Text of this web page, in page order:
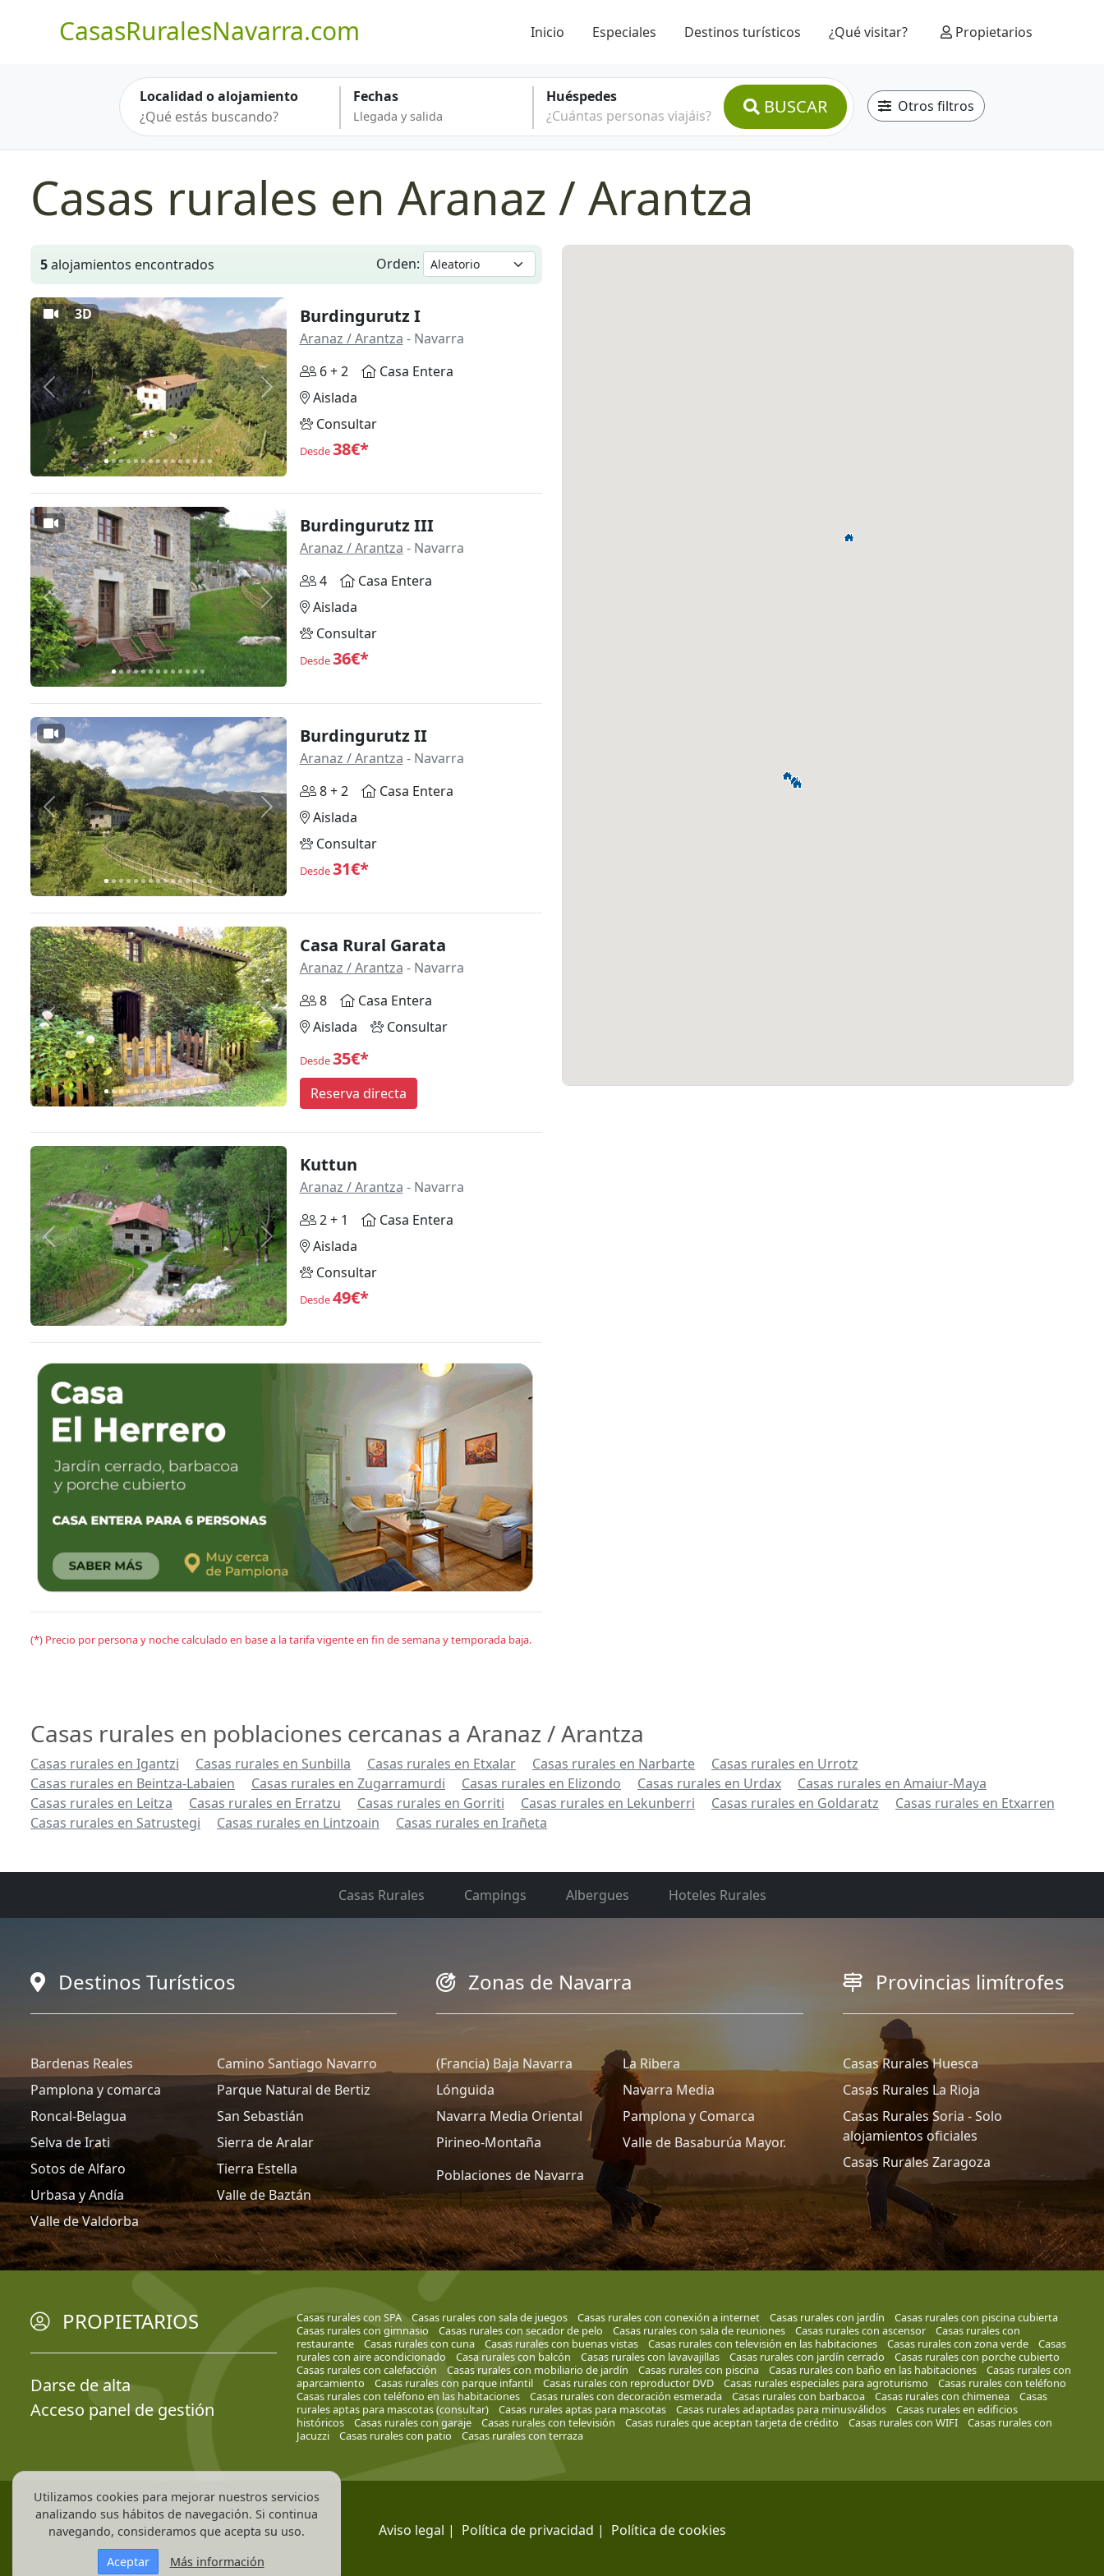
CasasRuralesNavarra.com Inicio Especiales Destinos turísticos ¿Qué visitar? Propietarios
Localidad o alojamiento Fechas
Huéspedes
¿Cuántas personas viajáis?
BUSCAR Otros filtros
Casas rurales en Aranaz / Arantza
5alojamientos encontrados Orden:
Anterior Siguiente
3D Burdingurutz I
Aranaz / Arantza - Navarra
6 + 2
Casa Entera
Aislada
Consultar
Desde38€*
Anterior Siguiente
Burdingurutz III
Aranaz / Arantza - Navarra
4
Casa Entera
Aislada
Consultar
Desde36€*
Anterior Siguiente
Burdingurutz II
Aranaz / Arantza - Navarra
8 + 2
Casa Entera
Aislada
Consultar
Desde31€*
Anterior Siguiente
Casa Rural Garata
Aranaz / Arantza - Navarra
8
Casa Entera
Aislada
Consultar
Desde35€*
Reserva directa
Anterior Siguiente
Kuttun
Aranaz / Arantza - Navarra
2 + 1
Casa Entera
Aislada
Consultar
Desde49€*
(*) Precio por persona y noche calculado en base a la tarifa vigente en fin de semana y temporada baja.
Casas rurales en poblaciones cercanas a Aranaz / Arantza
Casas rurales en Igantzi Casas rurales en Sunbilla Casas rurales en Etxalar Casas rurales en Narbarte
Casas rurales en Urrotz
Casas rurales en Beintza-Labaien
Casas rurales en Zugarramurdi Casas rurales en Elizondo Casas rurales en Urdax
Casas rurales en Amaiur-Maya
Casas rurales en Leitza
Casas rurales en Erratzu Casas rurales en Gorriti Casas rurales en Lekunberri Casas rurales en Goldaratz
Casas rurales en Etxarren
Casas rurales en Satrustegi
Casas rurales en Lintzoain Casas rurales en Irañeta
Casas Rurales Campings Albergues Hoteles Rurales
Destinos Turísticos
Bardenas Reales
Camino Santiago Navarro
Pamplona y comarca
Parque Natural de Bertiz
Roncal-Belagua
San Sebastián
Selva de Irati
Sierra de Aralar
Sotos de Alfaro
Tierra Estella
Urbasa y Andía
Valle de Baztán
Valle de Valdorba
Zonas de Navarra
(Francia) Baja Navarra
La Ribera
Lónguida
Navarra Media
Navarra Media Oriental
Pamplona y Comarca
Pirineo-Montaña
Valle de Basaburúa Mayor.
Poblaciones de Navarra
Provincias limítrofes
Casas Rurales Huesca
Casas Rurales La Rioja
Casas Rurales Soria - Solo
alojamientos oficiales
Casas Rurales Zaragoza
PROPIETARIOS
Darse de alta
Acceso panel de gestión
Casas rurales con SPA Casas rurales con sala de juegos Casas rurales con conexión a internet Casas rurales con jardín
Casas rurales con piscina cubierta
Casas rurales con gimnasio
Casas rurales con secador de pelo Casas rurales con sala de reuniones Casas rurales con ascensor
Casas rurales con
restaurante
Casas rurales con cuna Casas rurales con buenas vistas Casas rurales con televisión en las habitaciones Casas rurales con zona verde
Casas
rurales con aire acondicionado
Casa rurales con balcón Casas rurales con lavavajillas Casas rurales con jardín cerrado
Casas rurales con porche cubierto
Casas rurales con calefacción
Casas rurales con mobiliario de jardín Casas rurales con piscina Casas rurales con baño en las habitaciones
Casas rurales con
aparcamiento
Casas rurales con parque infantil Casas rurales con reproductor DVD Casas rurales especiales para agroturismo
Casas rurales con teléfono
Casas rurales con teléfono en las habitaciones
Casas rurales con decoración esmerada Casas rurales con barbacoa Casas rurales con chimenea
Casas
rurales aptas para mascotas (consultar)
Casas rurales aptas para mascotas Casas rurales adaptadas para minusválidos
Casas rurales en edificios
históricos
Casas rurales con garaje Casas rurales con televisión Casas rurales que aceptan tarjeta de crédito Casas rurales con WIFI
Casas rurales con
Jacuzzi
Casas rurales con patio Casas rurales con terraza
Aviso legal | Política de privacidad | Política de cookies
Utilizamos cookies para mejorar nuestros servicios
analizando sus hábitos de navegación. Si continua
navegando, consideramos que acepta su uso.
Aceptar
Más información